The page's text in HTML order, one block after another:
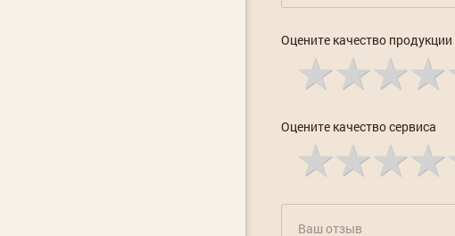
Оцените качество продукции
Оцените качество сервиса